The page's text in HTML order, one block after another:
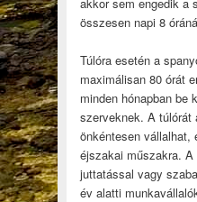
összesen napi 8
Túlóra esetén a
maximálisan 80 órát
minden hónapban be
szerveknek. A túlórát
önkéntesen vállalhat,
éjszakai műszakra. A
juttatással vagy
év alatti